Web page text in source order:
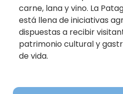
carne, lana y vino. La
está llena de iniciativas
dispuestas a recibir
patrimonio cultural y
de vida.